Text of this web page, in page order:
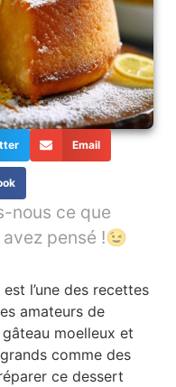
Email
nous ce que
avez pensé !😉
est l’une des recettes
amateurs de
moelleux et
comme des
ce dessert